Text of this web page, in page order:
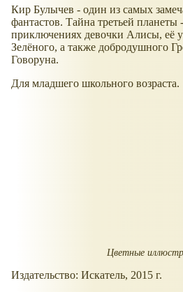
Кир Булычев - один из самых
фантастов. Тайна третьей планеты
приключениях девочки Алисы, её
Зелёного, а также добродушного
Говоруна.
Для младшего школьного возраста.
Цветные
Издательство: Искатель, 2015 г.